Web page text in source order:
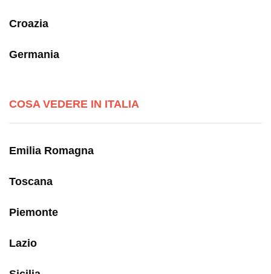
Croazia
Germania
COSA VEDERE IN ITALIA
Emilia Romagna
Toscana
Piemonte
Lazio